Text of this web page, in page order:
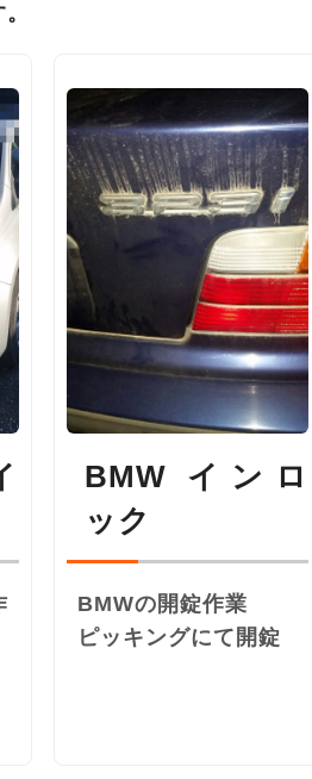
BMW インロ
ック
BMWの開錠作業
ピッキングにて開錠